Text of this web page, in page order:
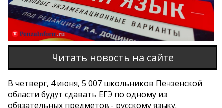
Читать новость на сайте
В четверг, 4 июня, 5 007 школьников Пензенской
области будут сдавать ЕГЭ по одному из
обязательных предметов - русскому языку.